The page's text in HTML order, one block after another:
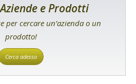
e Prodotti
per cercare un’azienda o un
prodotto!
Cerca adesso